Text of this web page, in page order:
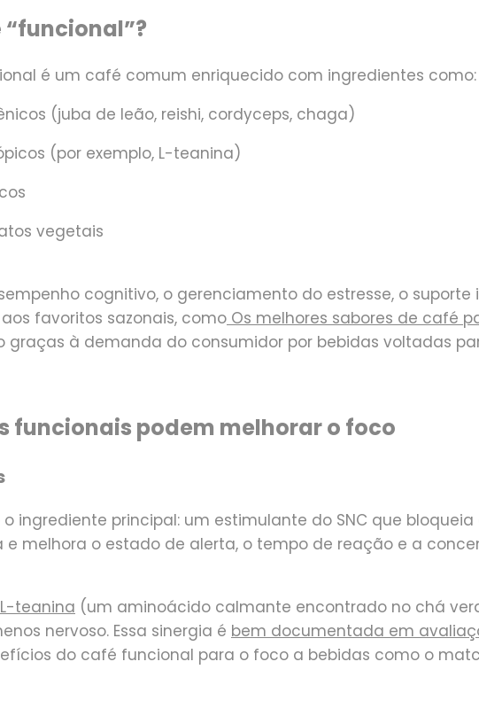
é um café comum enriquecido com ingredientes como:
(juba de leão, reishi, cordyceps, chaga)
(por exemplo, L-teanina)
vegetais
cognitivo, o gerenciamento do estresse, o
favoritos sazonais, como Os melhores sabores de café
graças à demanda do consumidor por bebidas voltadas
funcionais podem melhorar o foco
ingrediente principal: um estimulante do SNC que
melhora o estado de alerta, o tempo de reação e a
L-teanina (um aminoácido calmante encontrado no chá
nervoso. Essa sinergia é bem documentada em
do café funcional para o foco a bebidas como o